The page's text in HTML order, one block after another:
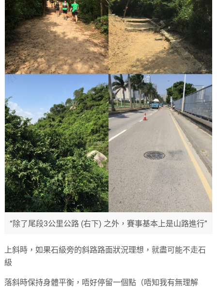
“除了尾段3公里公路 (右下) 之外，賽事基本上是山路進行”
上斜時，如果石級旁的斜路路面狀況理想，就盡可能不走石
級
落斜時保持身體平衡，唔好停留一個點（唔知我有無理解